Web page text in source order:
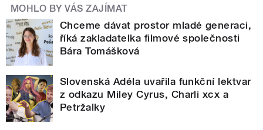
MOHLO BY VÁS ZAJÍMAT
Chceme dávat prostor mladé generaci,
říká zakladatelka filmové společnosti
Bára Tomášková
Slovenská Adéla uvařila funkční lektvar
z odkazu Miley Cyrus, Charli xcx a
Petržalky